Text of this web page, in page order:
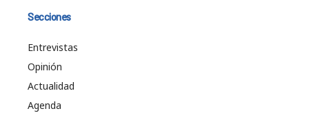
Secciones
Entrevistas
Opinión
Actualidad
Agenda